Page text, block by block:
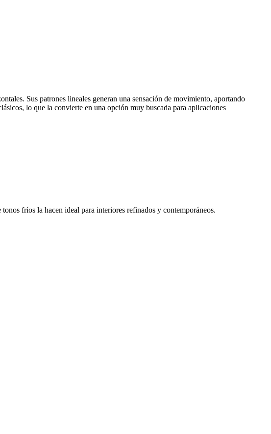
Sus patrones lineales generan una sensación de movimiento, aportando
lo que la convierte en una opción muy buscada para aplicaciones
fríos la hacen ideal para interiores refinados y contemporáneos.